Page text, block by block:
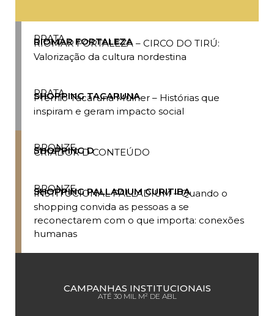
PRATA
RIOMAR FORTALEZA
RIOMAR FORTALEZA – CIRCO DO TIRÚ:
Valorização da cultura nordestina
PRATA
SHOPPING TACARUNA
Prêmio Tacaruna Mulher – Histórias que
inspiram e geram impacto social
BRONZE
SHOPPING D
CRIADOR D CONTEÚDO
BRONZE
SHOPPING PALLADIUM CURITIBA
INSTITUCIONAL PALLADIUM – Quando o
shopping convida as pessoas a se
reconectarem com o que importa: conexões
humanas
CAMPANHAS INSTITUCIONAIS
ATÉ 30 MIL M² DE ABL